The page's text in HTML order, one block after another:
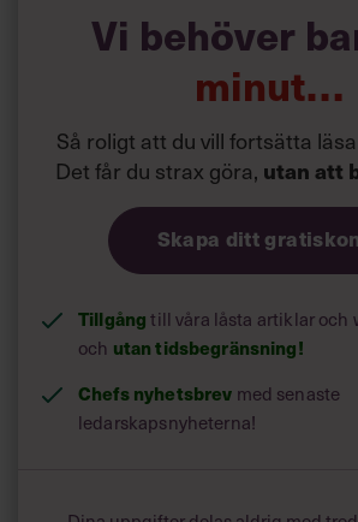
Vi behöver
minut…
Så roligt att du vill fortsätta
Det får du strax göra, utan att
Skapa ditt
Tillgångtill våra låsta artiklar och
och utan tidsbegränsning!
Chefs nyhetsbrev med senaste
ledarskapsnyheterna!